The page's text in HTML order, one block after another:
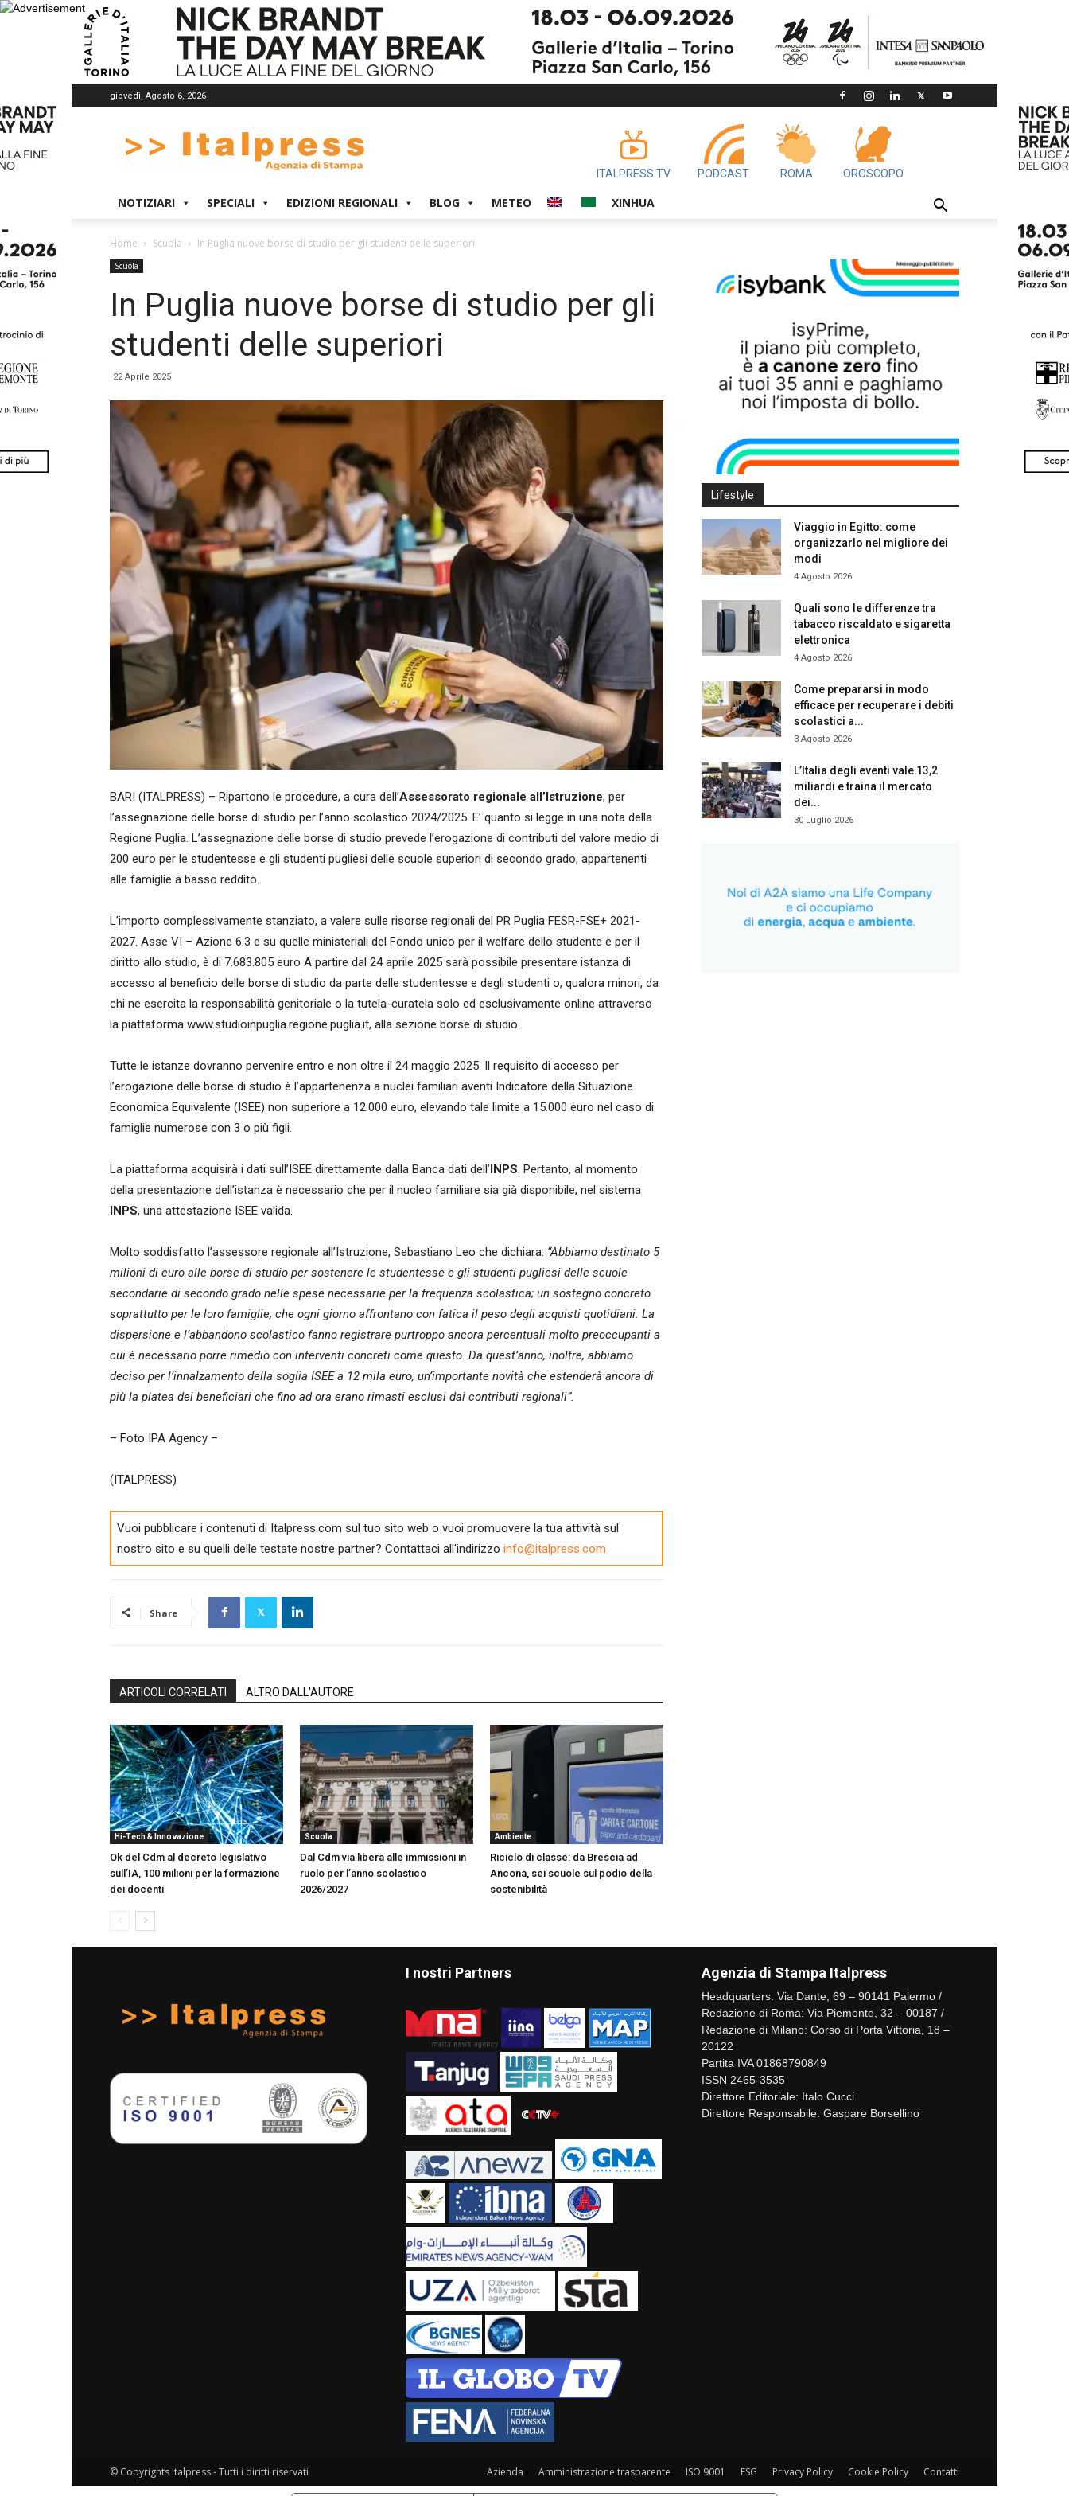
giovedì, Agosto 6, 2026
ITALPRESS TV PODCAST ROMA OROSCOPO
NOTIZIARI SPECIALI EDIZIONI REGIONALI BLOG METEO XINHUA
Home Scuola In Puglia nuove borse di studio per gli studenti delle superiori
Scuola
In Puglia nuove borse di studio per gli
studenti delle superiori
22 Aprile 2025
BARI (ITALPRESS) – Ripartono le procedure, a cura dell’Assessorato regionale all’Istruzione, per
l’assegnazione delle borse di studio per l’anno scolastico 2024/2025. E’ quanto si legge in una nota della
Regione Puglia. L’assegnazione delle borse di studio prevede l’erogazione di contributi del valore medio di
200 euro per le studentesse e gli studenti pugliesi delle scuole superiori di secondo grado, appartenenti
alle famiglie a basso reddito.
L’importo complessivamente stanziato, a valere sulle risorse regionali del PR Puglia FESR-FSE+ 2021-
2027. Asse VI – Azione 6.3 e su quelle ministeriali del Fondo unico per il welfare dello studente e per il
diritto allo studio, è di 7.683.805 euro A partire dal 24 aprile 2025 sarà possibile presentare istanza di
accesso al beneficio delle borse di studio da parte delle studentesse e degli studenti o, qualora minori, da
chi ne esercita la responsabilità genitoriale o la tutela-curatela solo ed esclusivamente online attraverso
la piattaforma www.studioinpuglia.regione.puglia.it, alla sezione borse di studio.
Tutte le istanze dovranno pervenire entro e non oltre il 24 maggio 2025. Il requisito di accesso per
l’erogazione delle borse di studio è l’appartenenza a nuclei familiari aventi Indicatore della Situazione
Economica Equivalente (ISEE) non superiore a 12.000 euro, elevando tale limite a 15.000 euro nel caso di
famiglie numerose con 3 o più figli.
La piattaforma acquisirà i dati sull’ISEE direttamente dalla Banca dati dell’INPS. Pertanto, al momento
della presentazione dell’istanza è necessario che per il nucleo familiare sia già disponibile, nel sistema
INPS, una attestazione ISEE valida.
Molto soddisfatto l’assessore regionale all’Istruzione, Sebastiano Leo che dichiara: “Abbiamo destinato 5
milioni di euro alle borse di studio per sostenere le studentesse e gli studenti pugliesi delle scuole
secondarie di secondo grado nelle spese necessarie per la frequenza scolastica; un sostegno concreto
soprattutto per le loro famiglie, che ogni giorno affrontano con fatica il peso degli acquisti quotidiani. La
dispersione e l’abbandono scolastico fanno registrare purtroppo ancora percentuali molto preoccupanti a
cui è necessario porre rimedio con interventi concreti come questo. Da quest’anno, inoltre, abbiamo
deciso per l’innalzamento della soglia ISEE a 12 mila euro, un’importante novità che estenderà ancora di
più la platea dei beneficiari che fino ad ora erano rimasti esclusi dai contributi regionali”.
– Foto IPA Agency –
(ITALPRESS)
Vuoi pubblicare i contenuti di Italpress.com sul tuo sito web o vuoi promuovere la tua attività sul
nostro sito e su quelli delle testate nostre partner? Contattaci all'indirizzo info@italpress.com
Share
ARTICOLI CORRELATI ALTRO DALL'AUTORE
Hi-Tech & Innovazione
Ok del Cdm al decreto legislativo
sull’IA, 100 milioni per la formazione
dei docenti
Scuola
Dal Cdm via libera alle immissioni in
ruolo per l’anno scolastico
2026/2027
Ambiente
Riciclo di classe: da Brescia ad
Ancona, sei scuole sul podio della
sostenibilità
Lifestyle
Viaggio in Egitto: come
organizzarlo nel migliore dei
modi
4 Agosto 2026
Quali sono le differenze tra
tabacco riscaldato e sigaretta
elettronica
4 Agosto 2026
Come prepararsi in modo
efficace per recuperare i debiti
scolastici a...
3 Agosto 2026
L’Italia degli eventi vale 13,2
miliardi e traina il mercato
dei...
30 Luglio 2026
I nostri Partners Agenzia di Stampa Italpress
Headquarters: Via Dante, 69 – 90141 Palermo /
Redazione di Roma: Via Piemonte, 32 – 00187 /
Redazione di Milano: Corso di Porta Vittoria, 18 –
20122
Partita IVA 01868790849
ISSN 2465-3535
Direttore Editoriale: Italo Cucci
Direttore Responsabile: Gaspare Borsellino
Azienda Amministrazione trasparente ISO 9001 ESG Privacy Policy Cookie Policy Contatti
© Copyrights Italpress - Tutti i diritti riservati